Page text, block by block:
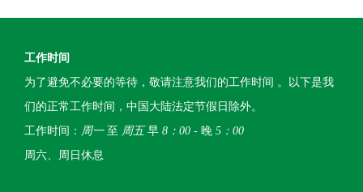
工作时间
为了避免不必要的等待，敬请注意我们的工作时间 。以下是我
们的正常工作时间，中国大陆法定节假日除外。
工作时间： 周一至 周五早 8：00 - 晚 5：00
周六、周日休息